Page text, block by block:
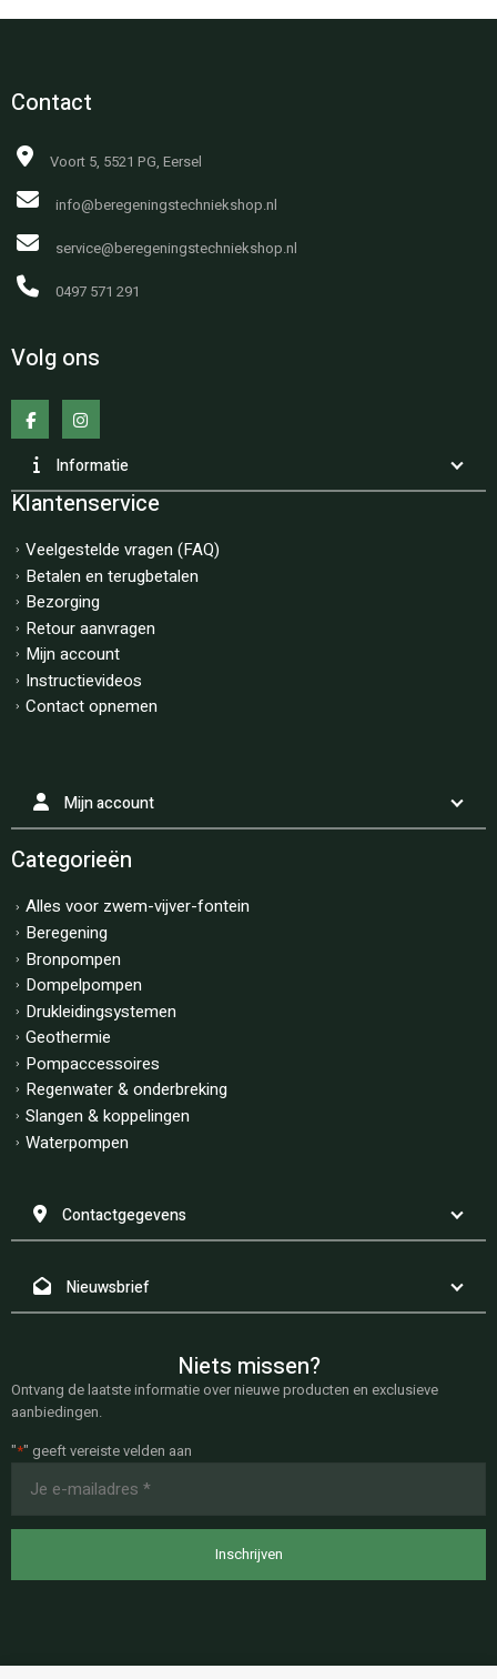
Contact
Voort 5, 5521 PG, Eersel
info@beregeningstechniekshop.nl
service@beregeningstechniekshop.nl
0497 571 291
Volg ons
Informatie
Klantenservice
Veelgestelde vragen (FAQ)
Betalen en terugbetalen
Bezorging
Retour aanvragen
Mijn account
Instructievideos
Contact opnemen
Mijn account
Categorieën
Alles voor zwem-vijver-fontein
Beregening
Bronpompen
Dompelpompen
Drukleidingsystemen
Geothermie
Pompaccessoires
Regenwater & onderbreking
Slangen & koppelingen
Waterpompen
Contactgegevens
Nieuwsbrief
Niets missen?
Ontvang de laatste informatie over nieuwe producten en exclusieve
aanbiedingen.
"*" geeft vereiste velden aan
mailadres
*